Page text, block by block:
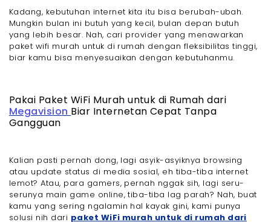
Kadang, kebutuhan internet kita itu bisa berubah-ubah.
Mungkin bulan ini butuh yang kecil, bulan depan butuh
yang lebih besar. Nah, cari provider yang menawarkan
paket wifi murah untuk di rumah dengan fleksibilitas tinggi,
biar kamu bisa menyesuaikan dengan kebutuhanmu.
Pakai Paket WiFi Murah untuk di Rumah dari
Megavision Biar Internetan Cepat Tanpa
Gangguan
Kalian pasti pernah dong, lagi asyik-asyiknya browsing
atau update status di media sosial, eh tiba-tiba internet
lemot? Atau, para gamers, pernah nggak sih, lagi seru-
serunya main game online, tiba-tiba lag parah? Nah, buat
kamu yang sering ngalamin hal kayak gini, kami punya
solusi nih dari paket WiFi murah untuk di rumah dari